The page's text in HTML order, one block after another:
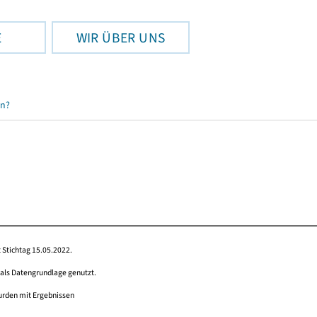
WIR ÜBER UNS
15.05.2022.
Datengrundlage genutzt.
mit Ergebnissen